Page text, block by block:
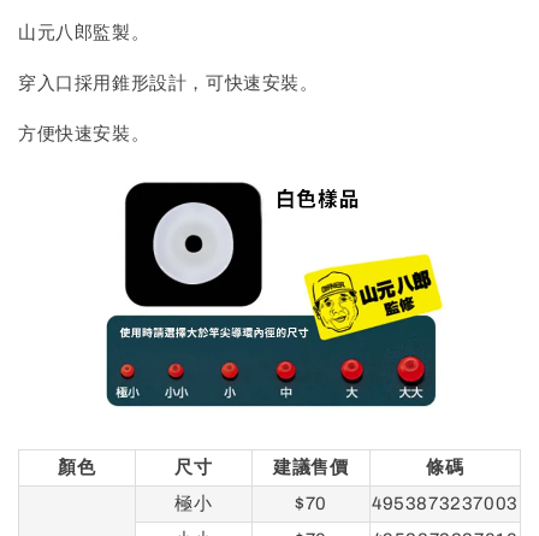
山元八郎監製。
穿入口採用錐形設計，可快速安裝。
方便快速安裝。
顏色 尺寸 建議售價
條碼
極小
$70
4953873237003